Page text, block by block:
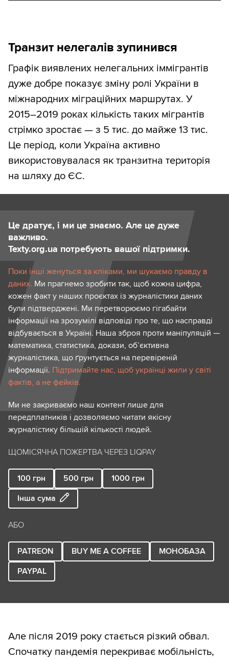
Транзит нелегалів зупинився
Графік виявлених нелегальних іммігрантів
дуже добре показує зміну ролі України в
міжнародних міграційних маршрутах. У
2015–2019 роках кількість таких мігрантів
стрімко зростає — з 5 тис. до майже 13 тис.
Це період, коли Україна активно
використовувалася як транзитна територія
на шляху до ЄС.
Це дратує, і ми це знаємо. Але це дуже
важливо.
Texty.org.ua потребують вашої підтримки.
Поки інші женуться за кліками, ми шукаємо правду в
даних. Ми прагнемо зробити так, щоб кожна цифра,
кожен факт у наших проєктах із журналістики даних
були підтверджені. Ми перетворюємо гігабайти
інформації на зрозумілі відповіді про те, що насправді
відбувається в Україні. Наша зброя проти маніпуляцій —
математика, статистика, докази, об’єктивна
журналістика, що ґрунтується на перевіреній
інформації. Підтримайте нас, щоб українці жили у світі
фактів, а не фейків.
Ми не закриваємо наш контент лише для
передплатників і дозволяємо читати якісну
журналістику більшій кількості людей.
ЩОМІСЯЧНА ПОЖЕРТВА ЧЕРЕЗ LIQPAY
100 грн 500 грн 1000 грн
Інша сума
АБО
PATREON BUY ME A COFFEE
МОНОБАЗА
PAYPAL
Але після 2019 року стається різкий обвал.
Спочатку пандемія перекриває мобільність,